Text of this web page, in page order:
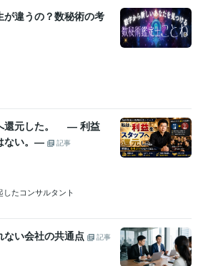
違うの？数秘術の考
還元した。 ― 利益
ない。―
記事
たコンサルタント
ない会社の共通点
記事